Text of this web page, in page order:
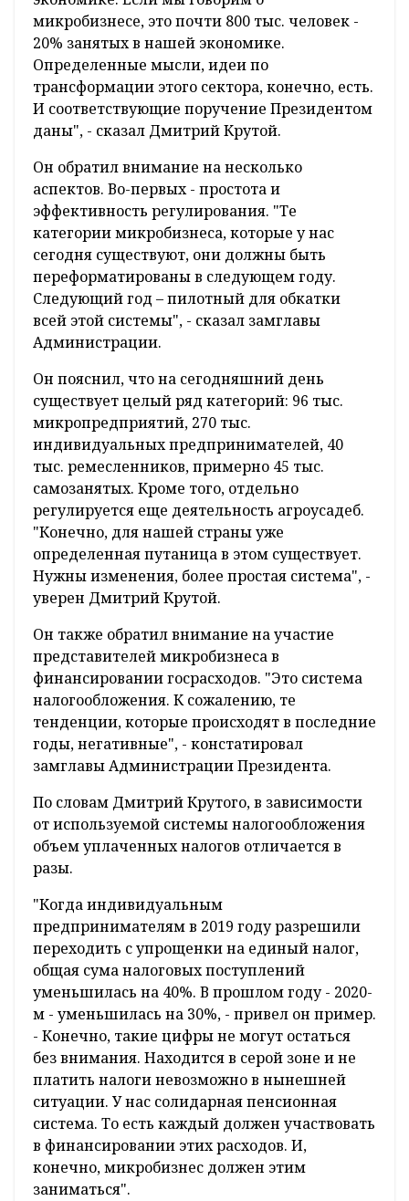
микробизнесе, это почти 800 тыс. человек -
20% занятых в нашей экономике.
Определенные мысли, идеи по
трансформации этого сектора, конечно, есть.
И соответствующие поручение Президентом
даны", - сказал Дмитрий Крутой.
Он обратил внимание на несколько
аспектов. Во-первых - простота и
эффективность регулирования. "Те
категории микробизнеса, которые у нас
сегодня существуют, они должны быть
переформатированы в следующем году.
Следующий год – пилотный для обкатки
всей этой системы", - сказал замглавы
Администрации.
Он пояснил, что на сегодняшний день
существует целый ряд категорий: 96 тыс.
микропредприятий, 270 тыс.
индивидуальных предпринимателей, 40
тыс. ремесленников, примерно 45 тыс.
самозанятых. Кроме того, отдельно
регулируется еще деятельность агроусадеб.
"Конечно, для нашей страны уже
определенная путаница в этом существует.
Нужны изменения, более простая система", -
уверен Дмитрий Крутой.
Он также обратил внимание на участие
представителей микробизнеса в
финансировании госрасходов. "Это система
налогообложения. К сожалению, те
тенденции, которые происходят в последние
годы, негативные", - констатировал
замглавы Администрации Президента.
По словам Дмитрий Крутого, в зависимости
от используемой системы налогообложения
объем уплаченных налогов отличается в
разы.
"Когда индивидуальным
предпринимателям в 2019 году разрешили
переходить с упрощенки на единый налог,
общая сума налоговых поступлений
уменьшилась на 40%. В прошлом году - 2020-
м - уменьшилась на 30%, - привел он пример.
- Конечно, такие цифры не могут остаться
без внимания. Находится в серой зоне и не
платить налоги невозможно в нынешней
ситуации. У нас солидарная пенсионная
система. То есть каждый должен участвовать
в финансировании этих расходов. И,
конечно, микробизнес должен этим
заниматься".